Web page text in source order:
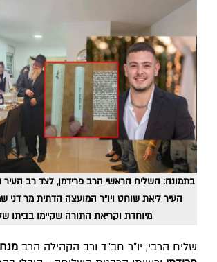
בתמונה: השליח הראשי הרב פרידמן, לצד רב העיר
העיר ליאת שוחט ויו"ר המועצה הדתית מר דני
מיוחדת וקריאת התורה שקיימו בביתו
שליח הרבי, יו"ר חב"ד ורב הקהילה הרב